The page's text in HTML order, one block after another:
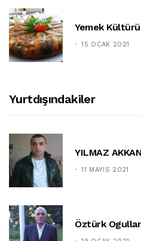
Yemek Kültürü
15 OCAK 2021
Yurtdışındakiler
YILMAZ
11 MAYIS 2021
Öztürk